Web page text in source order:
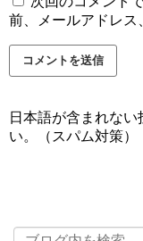
前、メールアドレス
日本語が含まれな
い。（スパム対策）